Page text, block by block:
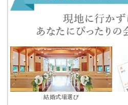
結婚式場選び